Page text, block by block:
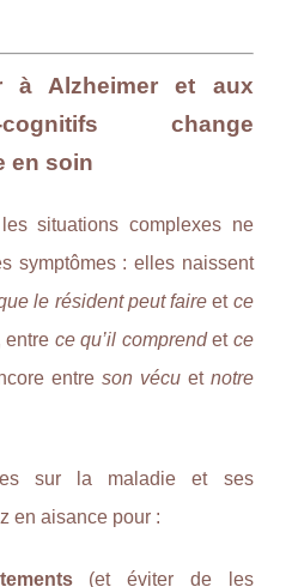
à Alzheimer et aux
change
en soin
situations complexes ne
symptômes : elles naissent
le résident peut faire et ce
entre ce qu’il comprendet ce
entre son vécuet notre
sur la maladie et ses
en aisance pour :
(et éviter de les